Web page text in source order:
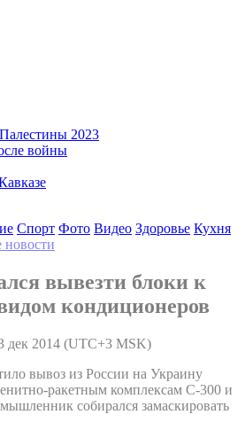
2023
войны
Спорт Фото Видео Здоровье Кухня
новости
вывезти блоки к
кондиционеров
дек 2014 (UTC+3 MSK)
вывоз из России на Украину
ракетным комплексам С-300 и
собирался замаскировать